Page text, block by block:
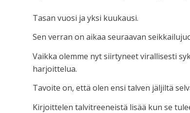
Tasan vuosi ja yksi kuukausi.
Sen verran on aikaa seuraavan
Vaikka olemme nyt siirtyneet virallisesti
harjoittelua.
Tavoite on, että olen ensi talven jäljiltä
Kirjoittelen talvitreeneistä lisää kun se